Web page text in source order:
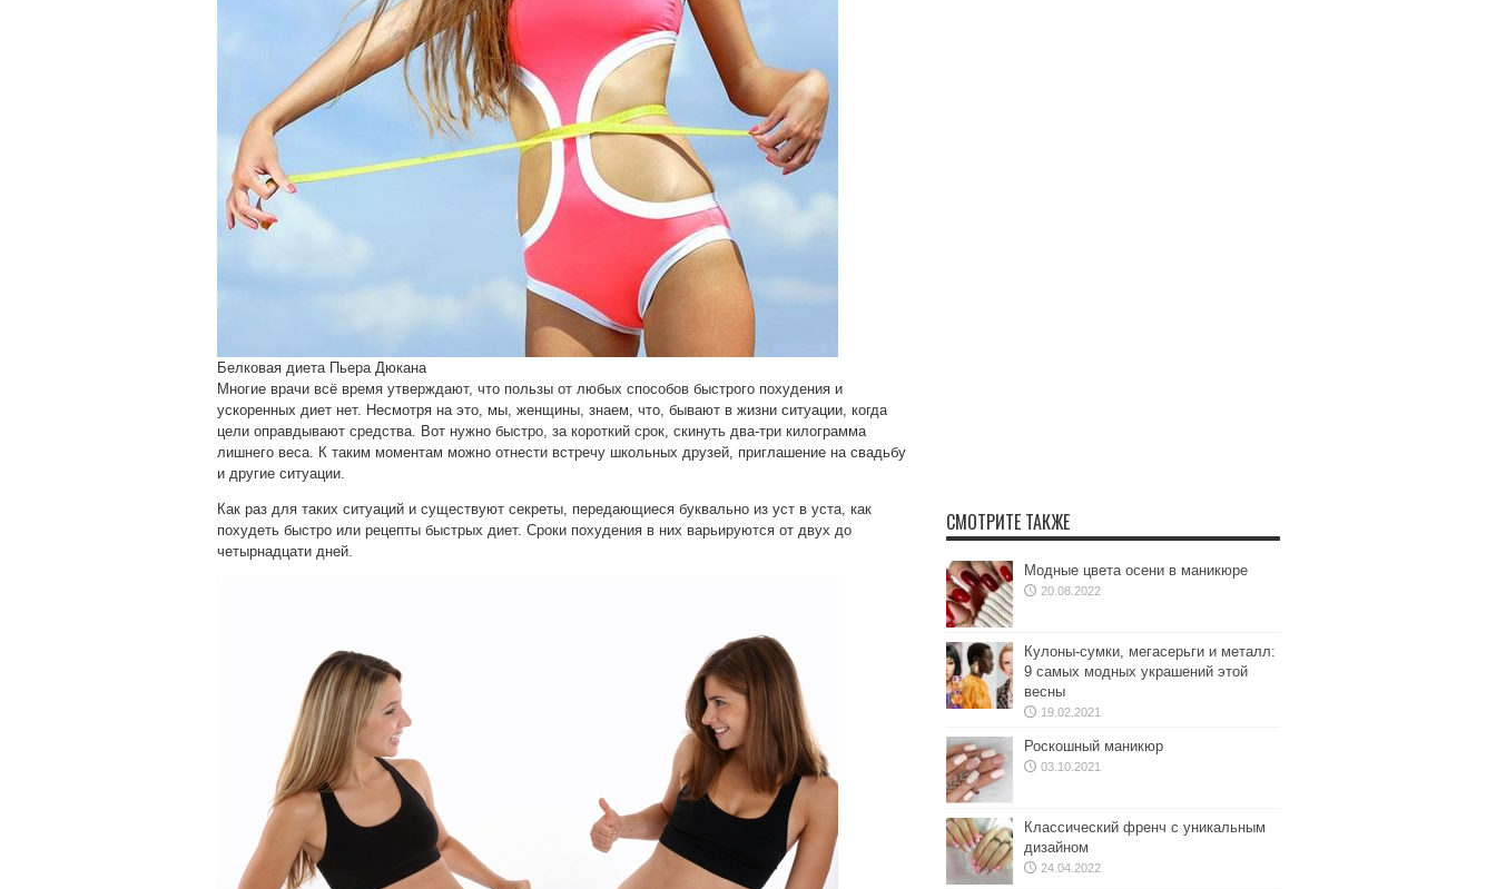
Белковая диета Пьера Дюкана
Многие врачи всё время утверждают, что пользы от любых способов быстрого похудения и
ускоренных диет нет. Несмотря на это, мы, женщины, знаем, что, бывают в жизни ситуации, когда
цели оправдывают средства. Вот нужно быстро, за короткий срок, скинуть два-три килограмма
лишнего веса. К таким моментам можно отнести встречу школьных друзей, приглашение на свадьбу
и другие ситуации.
Как раз для таких ситуаций и существуют секреты, передающиеся буквально из уст в уста, как
похудеть быстро или рецепты быстрых диет. Сроки похудения в них варьируются от двух до
четырнадцати дней.
СМОТРИТЕ ТАКЖЕ
Модные цвета осени в маникюре
20.08.2022
Кулоны-сумки, мегасерьги и металл:
9 самых модных украшений этой
весны
19.02.2021
Роскошный маникюр
03.10.2021
Классический френч с уникальным
дизайном
24.04.2022